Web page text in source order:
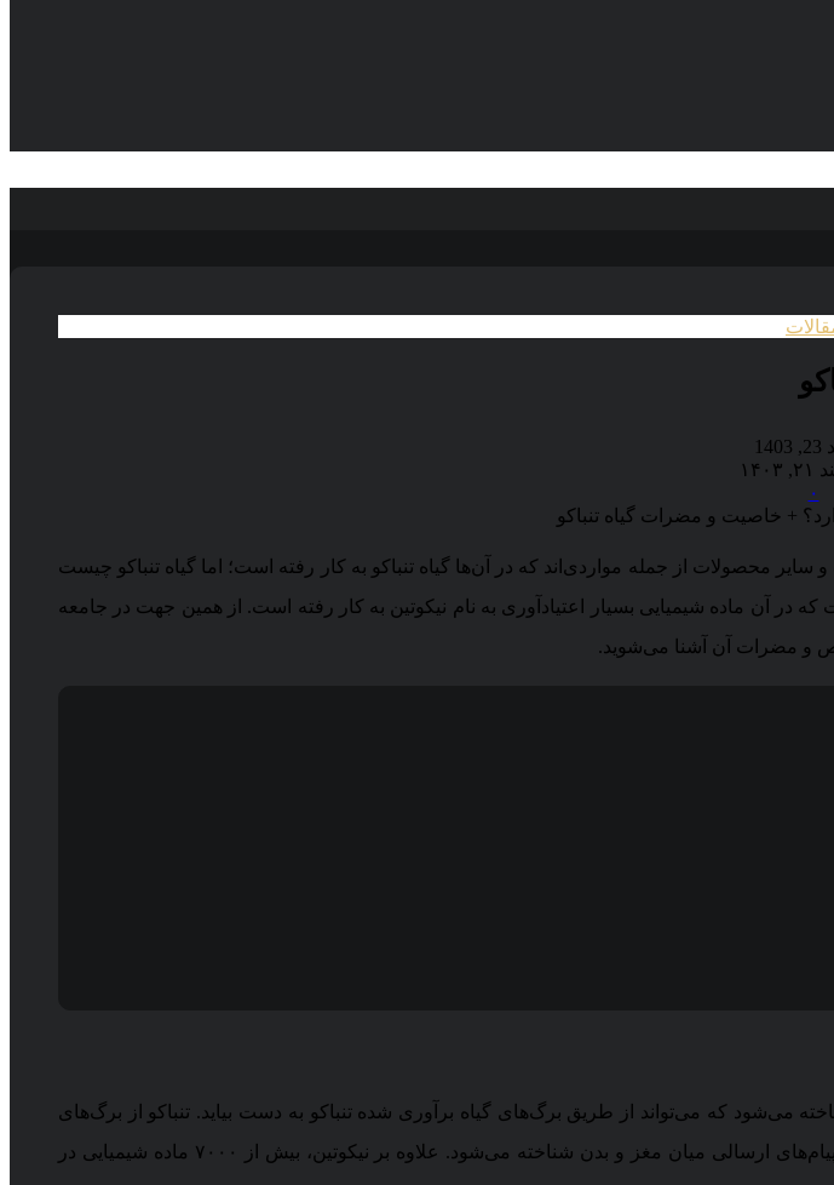
۰
سایر محصولات از جمله مواردی‌اند که در آن‌ها گیاه تنباکو به کار رفته است؛ اما گیاه تنباکو چیست
در آن ماده شیمیایی بسیار اعتیادآوری به نام نیکوتین به کار رفته است. از همین جهت در جامعه
و مضرات آن آشنا می‌شوید.
می‌شود که می‌تواند از طریق برگ‌های گیاه برآوری شده تنباکو به دست بیاید. تنباکو از برگ‌های
خشک شده گیاه تنباکو به دست می‌آید. نیکوتین موجود در آن به عنوان یک داروی محرک برای پیام‌های ارسالی میان مغز و بدن شناخته می‌شود. علاوه بر نیکوتین، بیش از ۷۰۰۰ ماده شیمیایی در